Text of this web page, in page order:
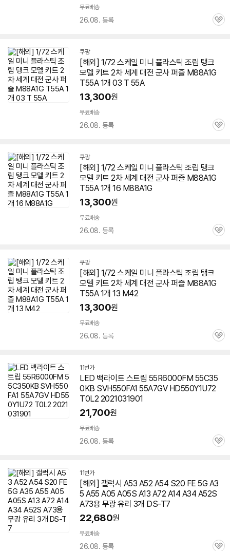
무료배송
26.08. 등록
관
쿠팡
[해외] 1/72 스케일 미니 플라스틱 조립 탱크
모델 키트 2차 세계 대전 군사 퍼즐 M88A1G
T55A 1개 03 T 55A
13,300원
무료배송
26.08. 등록
관
쿠팡
[해외] 1/72 스케일 미니 플라스틱 조립 탱크
모델 키트 2차 세계 대전 군사 퍼즐 M88A1G
T55A 1개 16 M88A1G
13,300원
무료배송
26.08. 등록
관
쿠팡
[해외] 1/72 스케일 미니 플라스틱 조립 탱크
모델 키트 2차 세계 대전 군사 퍼즐 M88A1G
T55A 1개 13 M42
13,300원
무료배송
26.08. 등록
관
11번가
LED 백라이트 스트립 55R6000FM 55C35
0KB SVH550FA1 55A7GV HD550Y1U72
T0L2 2021031901
21,700원
무료배송
26.08. 등록
관
11번가
[해외] 갤럭시 A53 A52 A54 S20 FE 5G A3
5 A55 A05 A05S A13 A72 A14 A34 A52S
A73용 무광 유리 3개 DS-T7
22,680원
무료배송
26.08. 등록